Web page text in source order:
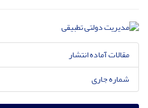
مقالات آماده انتشار
شماره جاری